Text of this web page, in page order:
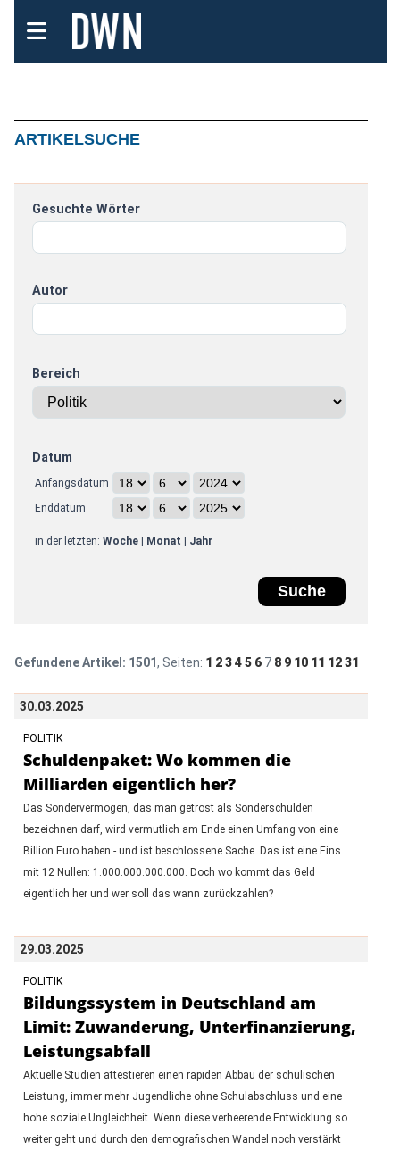
ARTIKELSUCHE
Gesuchte Wörter
Autor
Bereich
Datum
Anfangsdatum
Enddatum
in der letzten: Woche| Monat Jahr
Gefundene Artikel: 1501, Seiten: 1 2 3 4 5 6 7 8 9 10 11 12 31
30.03.2025
POLITIK
Schuldenpaket: Wo kommen die
Milliarden eigentlich her?
Das Sondervermögen, das man getrost als Sonderschulden
bezeichnen darf, wird vermutlich am Ende einen Umfang von eine
Billion Euro haben - und ist beschlossene Sache. Das ist eine Eins
mit 12 Nullen: 1.000.000.000.000. Doch wo kommt das Geld
eigentlich her und wer soll das wann zurückzahlen?
29.03.2025
POLITIK
Bildungssystem in Deutschland am
Limit: Zuwanderung, Unterfinanzierung,
Leistungsabfall
Aktuelle Studien attestieren einen rapiden Abbau der schulischen
Leistung, immer mehr Jugendliche ohne Schulabschluss und eine
hohe soziale Ungleichheit. Wenn diese verheerende Entwicklung so
weiter geht und durch den demografischen Wandel noch verstärkt